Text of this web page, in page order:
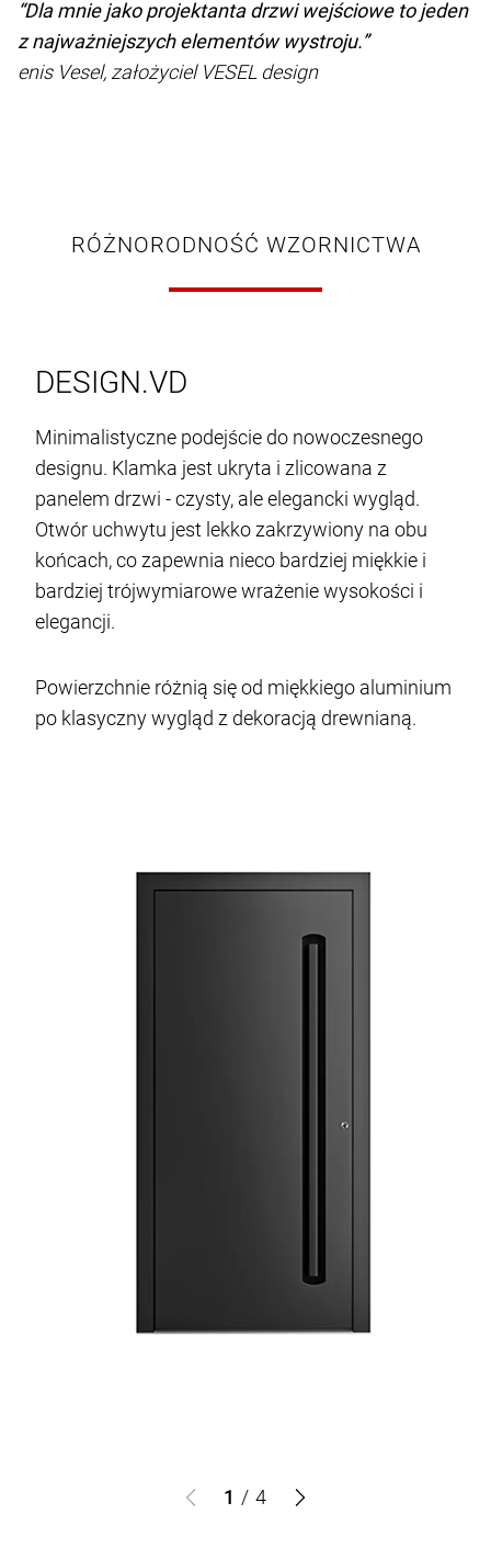
“Dla mnie jako projektanta drzwi wejściowe to jeden
z najważniejszych elementów wystroju.”
enis Vesel, założyciel VESEL design
RÓŻNORODNOŚĆ WZORNICTWA
DESIGN.VD
Minimalistyczne podejście do nowoczesnego
designu. Klamka jest ukryta i zlicowana z
panelem drzwi - czysty, ale elegancki wygląd.
Otwór uchwytu jest lekko zakrzywiony na obu
końcach, co zapewnia nieco bardziej miękkie i
bardziej trójwymiarowe wrażenie wysokości i
elegancji.
Powierzchnie różnią się od miękkiego aluminium
po klasyczny wygląd z dekoracją drewnianą.
1 / 4